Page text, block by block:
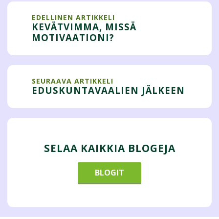
EDELLINEN ARTIKKELI
KEVÄTVIMMA, MISSÄ
MOTIVAATIONI?
SEURAAVA ARTIKKELI
EDUSKUNTAVAALIEN JÄLKEEN
SELAA KAIKKIA BLOGEJA
BLOGIT